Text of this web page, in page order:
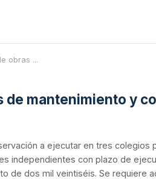
obras ...
de mantenimiento y
a ejecutar en tres colegios
independientes con plazo de
de dos mil veintiséis. Se requiere